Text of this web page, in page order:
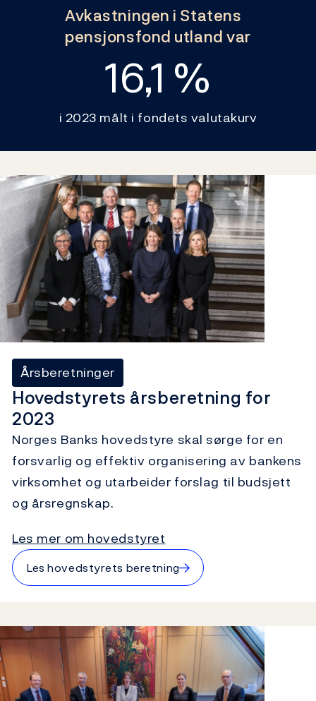
Avkastningen i Statens
pensjonsfond utland var
16,1 %
i 2023 målt i fondets valutakurv
Hovedstyrets årsberetning for
2023
Årsberetninger
Norges Banks hovedstyre skal sørge for en
forsvarlig og effektiv organisering av bankens
virksomhet og utarbeider forslag til budsjett
og årsregnskap.
Les mer om hovedstyret
Les hovedstyrets beretning→